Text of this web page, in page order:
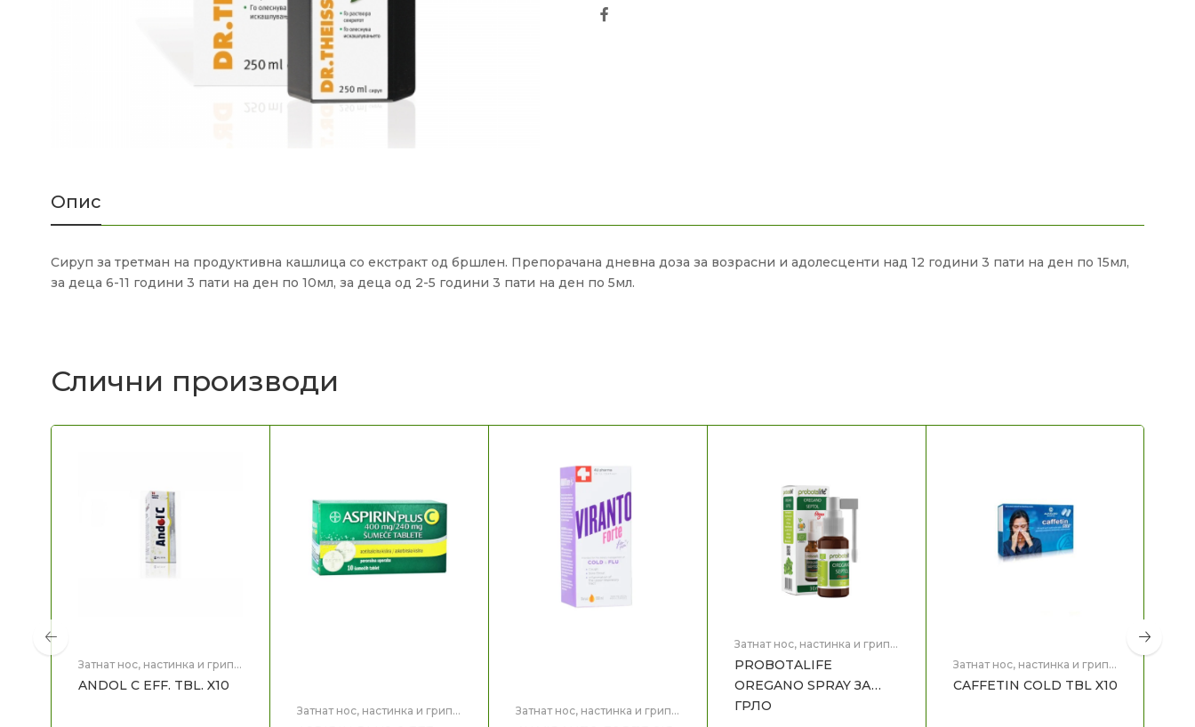
Опис
Сируп за третман на продуктивна кашлица со екстракт од бршлен. Препорачана дневна доза за возрасни и адолесценти над 12 години 3 пати на ден по 15мл,
за деца 6-11 години 3 пати на ден по 10мл, за деца од 2-5 години 3 пати на ден по 5мл.
Слични производи
Затнат нос, настинка и грип,
ANDOL C EFF. TBL. X10
Затнат нос, настинка и грип,
Затнат нос, настинка и грип,
Затнат нос, настинка и грип,
PROBOTALIFE
OREGANO SPRAY ЗА
ГРЛО
Затнат нос, настинка и грип,
CAFFETIN COLD TBL X10